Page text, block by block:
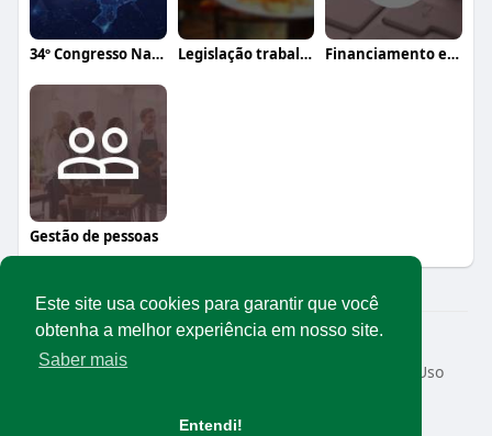
Este site usa cookies para garantir que você
obtenha a melhor experiência em nosso site.
Saber mais
Entendi!
34º Congresso Nacional Abrasel Legislação trabalhista Financiamento e crédito
Gestão de pessoas
© 2026 Rede Abrasel
Início
Sobre
Termos de Uso